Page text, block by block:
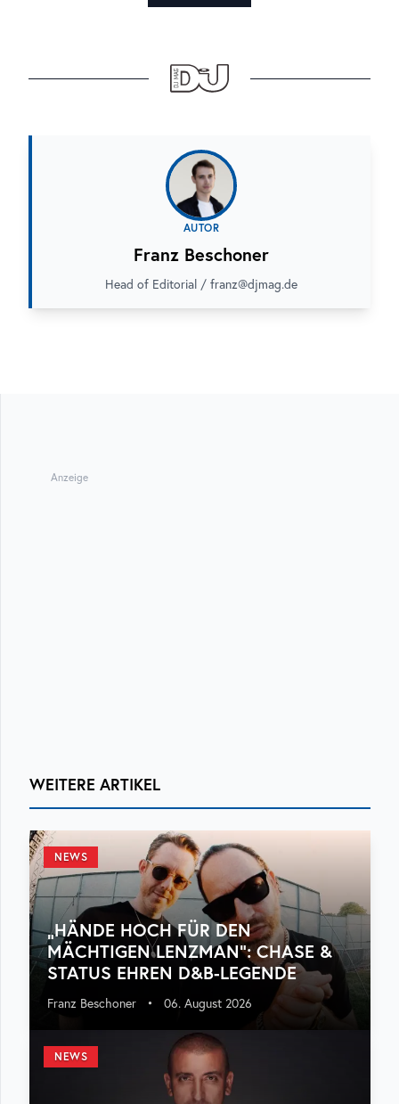
AUTOR
Franz Beschoner
Head of Editorial / franz@djmag.de
Anzeige
WEITERE ARTIKEL
NEWS
„HÄNDE HOCH FÜR DEN
MÄCHTIGEN LENZMAN“: CHASE &
STATUS EHREN D&B-LEGENDE
Franz Beschoner • 06. August 2026
NEWS